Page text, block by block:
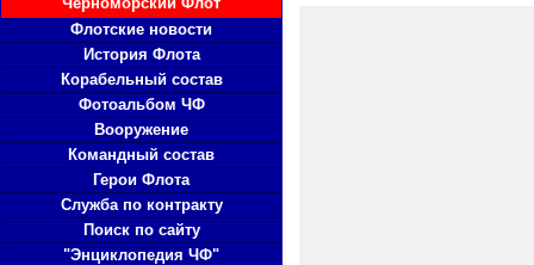
Флотские новости
История Флота
Корабельный состав
Фотоальбом ЧФ
Вооружение
Командный состав
Герои Флота
Служба по контракту
Поиск по сайту
"Энциклопедия ЧФ"